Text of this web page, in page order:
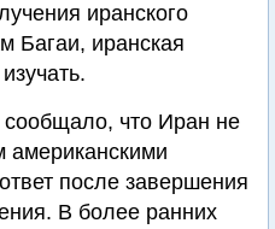
иранского
Багаи, иранская
что Иран не
американскими
после завершения
В более ранних